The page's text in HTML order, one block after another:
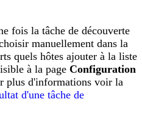
fois la tâche de découverte
manuellement dans la
quels hôtes ajouter à la liste
à la page Configuration
plus d'informations voir la
d'une tâche de